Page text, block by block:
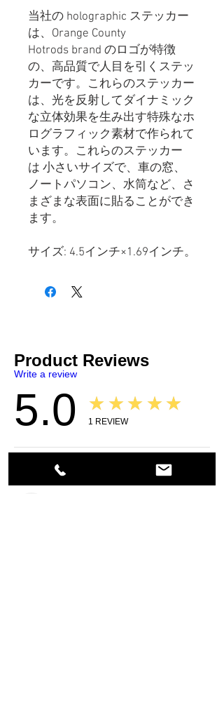
当社の holographic ステッカー
は、Orange County
Hotrods brand のロゴが特徴
の、高品質で人目を引くステッ
カーです。これらのステッカー
は、光を反射してダイナミック
な立体効果を生み出す特殊なホ
ログラフィック素材で作られて
います。これらのステッカー
は 小さいサイズで、車の窓、
ノートパソコン、水筒など、さ
まざまな表面に貼ることができ
ます。
サイズ: 4.5インチ×1.69インチ。
Product Reviews
Write a review
5.0 ★★★★★
1 REVIEW
★★★★★